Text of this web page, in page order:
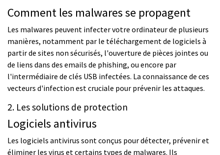
Comment les malwares se propagent
Les malwares peuvent infecter votre ordinateur de plusieurs
manières, notamment par le téléchargement de logiciels à
partir de sites non sécurisés, l'ouverture de pièces jointes ou
de liens dans des emails de phishing, ou encore par
l'intermédiaire de clés USB infectées. La connaissance de ces
vecteurs d'infection est cruciale pour prévenir les attaques.
2. Les solutions de protection
Logiciels antivirus
Les logiciels antivirus sont conçus pour détecter, prévenir et
éliminer les virus et certains types de malwares. Ils